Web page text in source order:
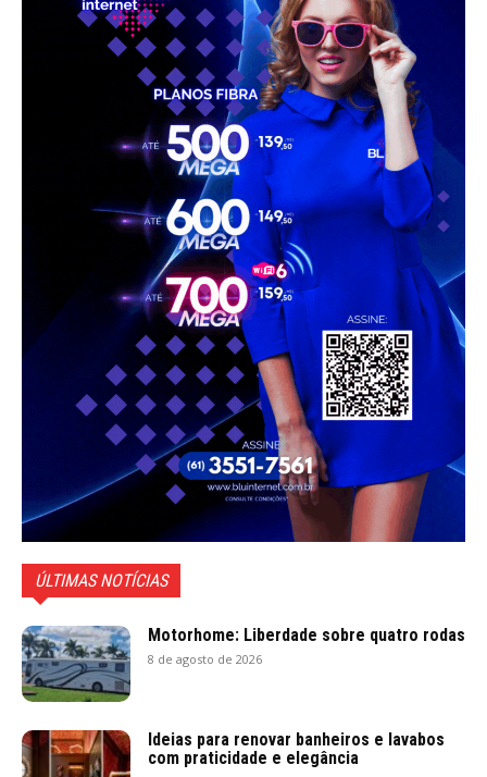
ÚLTIMAS NOTÍCIAS
Motorhome: Liberdade sobre quatro rodas
8 de agosto de 2026
Ideias para renovar banheiros e lavabos
com praticidade e elegância